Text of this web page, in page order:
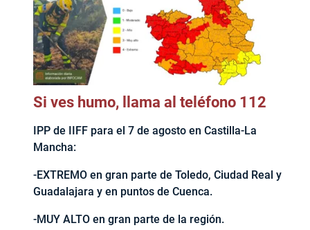
Si ves humo, llama al teléfono 112
IPP de IIFF para el 7 de agosto en Castilla-La
Mancha:
-EXTREMO en gran parte de Toledo, Ciudad Real y
Guadalajara y en puntos de Cuenca.
-MUY ALTO en gran parte de la región.